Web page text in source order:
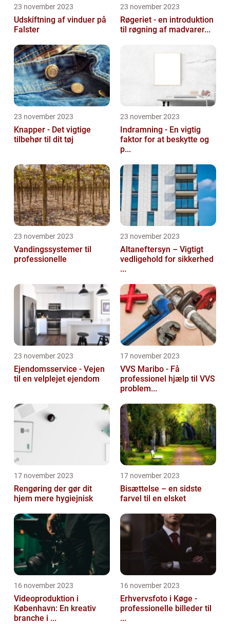
23 november 2023
Udskiftning af vinduer på
Falster
23 november 2023
Røgeriet - en introduktion
til røgning af madvarer...
23 november 2023
Knapper - Det vigtige
tilbehør til dit tøj
23 november 2023
Indramning - En vigtig
faktor for at beskytte og
p...
23 november 2023
Vandingssystemer til
professionelle
23 november 2023
Altaneftersyn – Vigtigt
vedligehold for sikkerhed
...
23 november 2023
Ejendomsservice - Vejen
til en velplejet ejendom
17 november 2023
VVS Maribo - Få
professionel hjælp til VVS
problem...
17 november 2023
Rengøring der gør dit
hjem mere hygiejnisk
17 november 2023
Bisættelse – en sidste
farvel til en elsket
16 november 2023
Videoproduktion i
København: En kreativ
branche i ...
16 november 2023
Erhvervsfoto i Køge -
professionelle billeder til
...